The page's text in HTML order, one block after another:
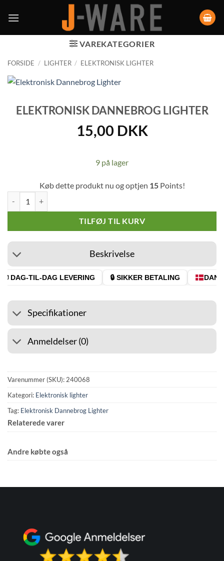
VAREKATEGORIER
FORSIDE / LIGHTER / ELEKTRONISK LIGHTER
ELEKTRONISK DANNEBROG LIGHTER
15,00 DKK
9 på lager
Køb dette produkt nu og optjen 15Points!
TILFØJ TIL KURV
Beskrivelse
DAG-TIL-DAG LEVERING 🔒 SIKKER BETALING DANSK
Specifikationer
Anmeldelser (0)
Varenummer (SKU): 240068
Kategori: Elektronisk lighter
Tag: Elektronisk Dannebrog Lighter
Relaterede varer
Andre købte også